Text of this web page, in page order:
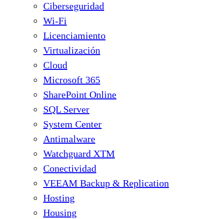
Ciberseguridad
Wi-Fi
Licenciamiento
Virtualización
Cloud
Microsoft 365
SharePoint Online
SQL Server
System Center
Antimalware
Watchguard XTM
Conectividad
VEEAM Backup & Replication
Hosting
Housing